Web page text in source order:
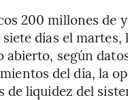
200 millones de
días el martes,
según
del día, la
liquidez del